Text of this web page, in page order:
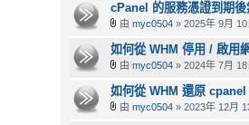
cPanel 的服務憑證到期
由 myc0504 » 2025年 9月
如何從 WHM 停用 / 啟用
由 myc0504 » 2024年 7月
如何從 WHM 還原 cpanel
由 myc0504 » 2023年 12月